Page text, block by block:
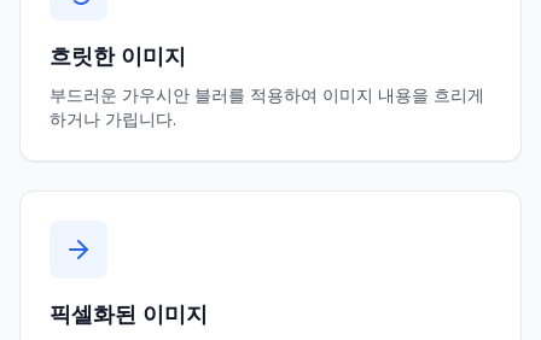
흐릿한 이미지
부드러운 가우시안 블러를 적용하여 이미지 내용을 흐리게
하거나 가립니다.
픽셀화된 이미지